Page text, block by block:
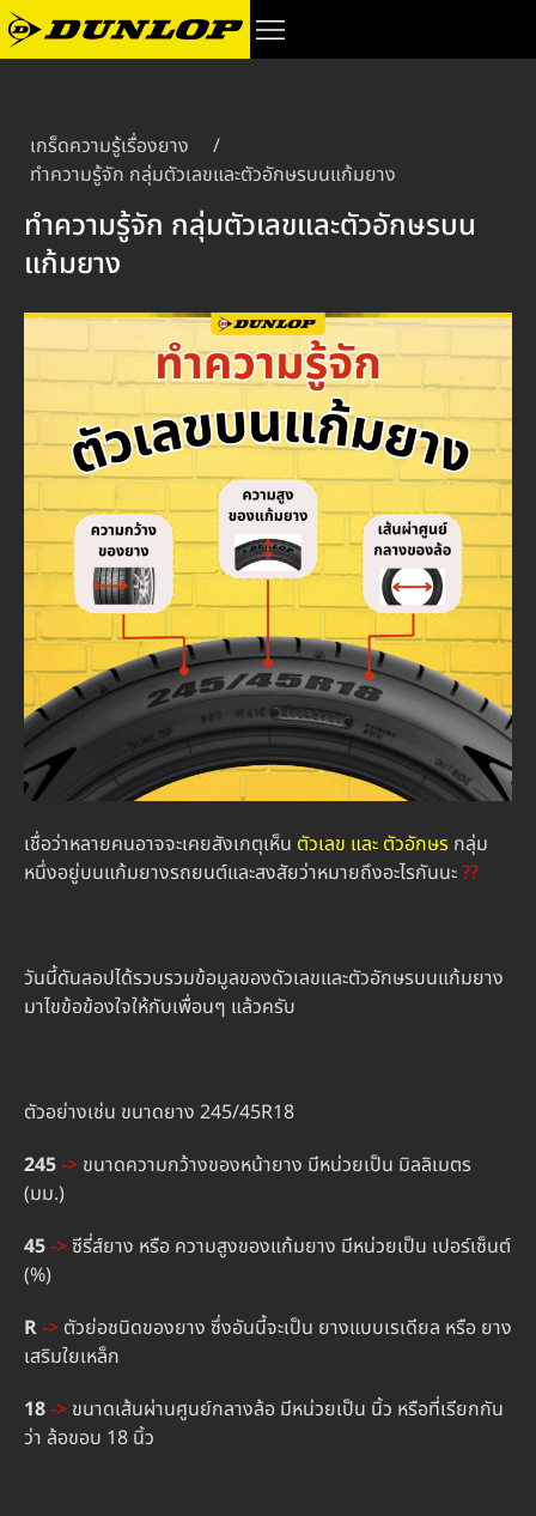
เกร็ดความรู้เรื่องยาง
/
ทำความรู้จัก กลุ่มตัวเลขและตัวอักษรบนแก้มยาง
ทำความรู้จัก กลุ่มตัวเลขและตัวอักษรบน
แก้มยาง
เชื่อว่าหลายคนอาจจะเคยสังเกตุเห็น ตัวเลข และ ตัวอักษร กลุ่ม
หนึ่งอยู่บนแก้มยางรถยนต์และสงสัยว่าหมายถึงอะไรกันนะ??
วันนี้ดันลอปได้รวบรวมข้อมูลของดัวเลขและตัวอักษรบนแก้มยาง
มาไขข้อข้องใจให้กับเพื่อนๆ แล้วครับ
ตัวอย่างเช่น ขนาดยาง 245/45R18
245-> ขนาดความกว้างของหน้ายาง มีหน่วยเป็น มิลลิเมตร
(มม.)
45->ซีรี่ส์ยาง หรือ ความสูงของแก้มยาง มีหน่วยเป็น เปอร์เซ็นต์
(%)
R-> ตัวย่อชนิดของยาง ซึ่งอันนี้จะเป็น ยางแบบเรเดียล หรือ ยาง
เสริมใยเหล็ก
18-> ขนาดเส้นผ่านศูนย์กลางล้อ มีหน่วยเป็น นิ้ว หรือที่เรียกกัน
ว่า ล้อขอบ 18 นิ้ว